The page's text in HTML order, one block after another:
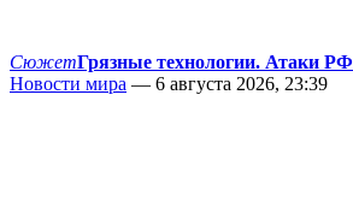
СюжетГрязные технологии. Атаки
Новости мира — 6 августа 2026, 23:39